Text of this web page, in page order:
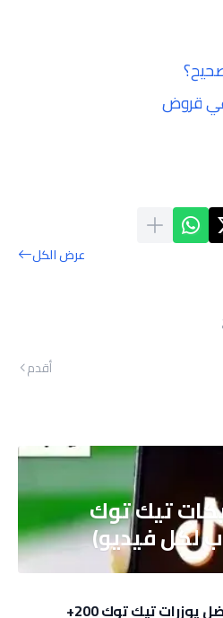
قروض
عرض الكل
أقدم
تيك توك
أفضل يوزرات تيك توك 200+